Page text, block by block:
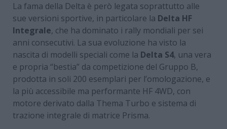
La fama della Delta è però legata soprattutto alle
sue versioni sportive, in particolare la Delta HF
Integrale, che ha dominato i rally mondiali per sei
anni consecutivi. La sua evoluzione ha visto la
nascita di modelli speciali come la Delta S4, una vera
e propria “bestia” da competizione del Gruppo B,
prodotta in soli 200 esemplari per l’omologazione, e
la più accessibile ma performante HF 4WD, con
motore derivato dalla Thema Turbo e sistema di
trazione integrale di matrice Prisma.